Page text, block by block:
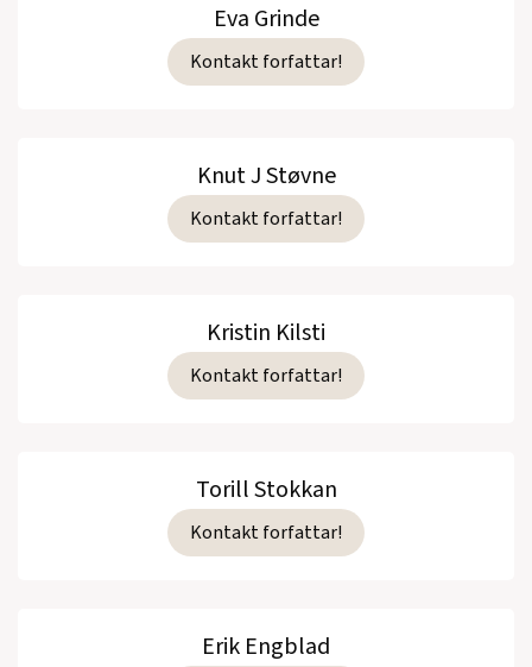
Eva Grinde
Kontakt forfattar!
Knut J Støvne
Kontakt forfattar!
Kristin Kilsti
Kontakt forfattar!
Torill Stokkan
Kontakt forfattar!
Erik Engblad